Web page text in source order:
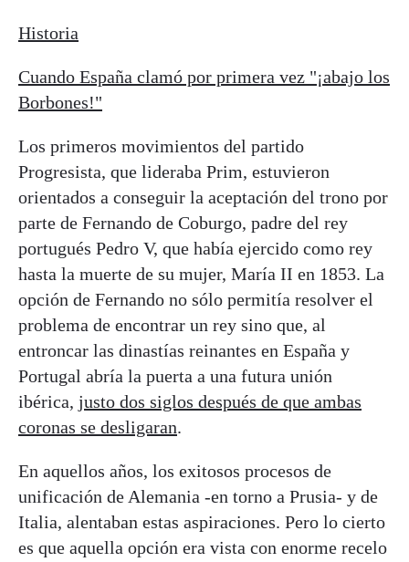
Historia
Cuando España clamó por primera vez "¡abajo los
Borbones!"
Los primeros movimientos del partido
Progresista, que lideraba Prim, estuvieron
orientados a conseguir la aceptación del trono por
parte de Fernando de Coburgo, padre del rey
portugués Pedro V, que había ejercido como rey
hasta la muerte de su mujer, María II en 1853. La
opción de Fernando no sólo permitía resolver el
problema de encontrar un rey sino que, al
entroncar las dinastías reinantes en España y
Portugal abría la puerta a una futura unión
ibérica, justo dos siglos después de que ambas
coronas se desligaran.
En aquellos años, los exitosos procesos de
unificación de Alemania -en torno a Prusia- y de
Italia, alentaban estas aspiraciones. Pero lo cierto
es que aquella opción era vista con enorme recelo